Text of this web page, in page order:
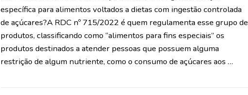
específica para alimentos voltados a dietas com ingestão controlada
de açúcares?A RDC nº 715/2022 é quem regulamenta esse grupo de
produtos, classificando como “alimentos para fins especiais” os
produtos destinados a atender pessoas que possuem alguma
restrição de algum nutriente, como o consumo de açúcares aos …